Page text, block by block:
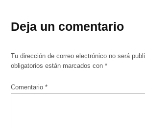
Deja un comentario
Tu dirección de correo electrónico no será
obligatorios están marcados con*
Comentario*